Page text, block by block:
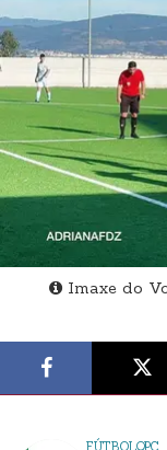
Imaxe do
FÚTBOLQPC